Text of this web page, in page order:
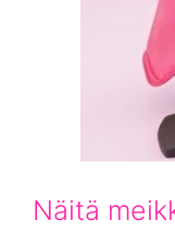
Näitä